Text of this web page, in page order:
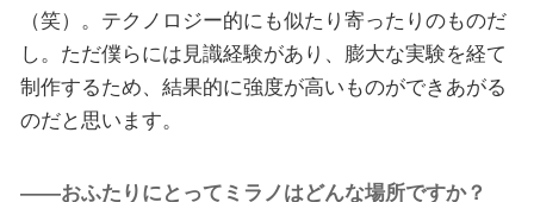
（笑）。テクノロジー的にも似たり寄ったりのものだ
し。ただ僕らには見識経験があり、膨大な実験を経て
制作するため、結果的に強度が高いものができあがる
のだと思います。
――おふたりにとってミラノはどんな場所ですか？